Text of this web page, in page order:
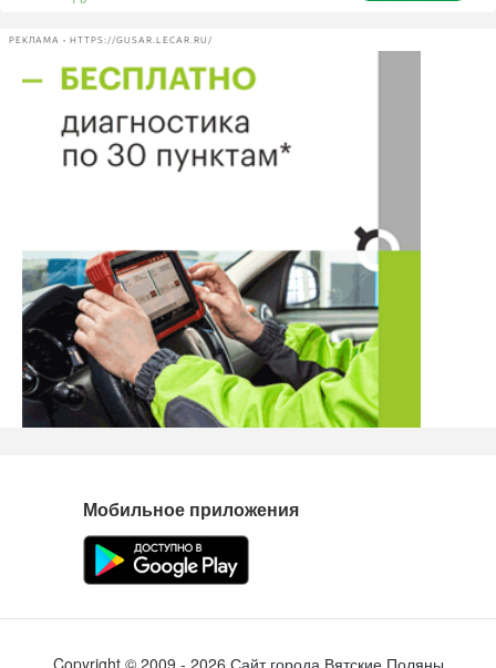
Шаурма из шашлыка: классика жанра с сочным
мясом, свежими овощами и ароматными соусами.
Закрытая пицца: насыщенная и сытная с
Бургеры: сочные и вкусные, с разными
начинками и добавками.
Наггетсы: хрустящие и ароматные кусочки
курятины, идеально подходящие для быстрого
перекуса.
Картошка фри: золотистая и хрустящая, идеально
дополняющая любое блюдо.
Хот-дог: классический хот-дог с сочными
Гамбургеры: классические бургеры с мясной
котлетой, овощами и соусами.
РЕКЛАМА • HTTPS://GUSAR.LECAR.RU/
Мобильное приложения
Copyright © 2009 - 2026 Сайт города Вятские Поляны